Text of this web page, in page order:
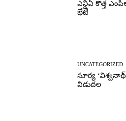
ఎన్డీఏ కొత్త
భేటీ
UNCATEGORIZED
సూర్య
విడుదల